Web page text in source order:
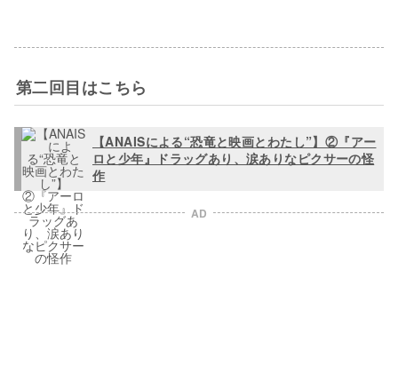
第二回目はこちら
【ANAISによる“恐竜と映画とわたし”】②『アー
ロと少年』ドラッグあり、涙ありなピクサーの怪
作
AD